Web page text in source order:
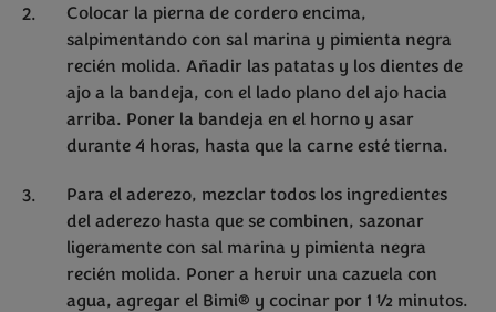
Colocar la pierna de cordero encima,
salpimentando con sal marina y pimienta negra
recién molida. Añadir las patatas y los dientes de
ajo a la bandeja, con el lado plano del ajo hacia
arriba. Poner la bandeja en el horno y asar
durante 4 horas, hasta que la carne esté tierna.
Para el aderezo, mezclar todos los ingredientes
del aderezo hasta que se combinen, sazonar
ligeramente con sal marina y pimienta negra
recién molida. Poner a hervir una cazuela con
agua, agregar el Bimi® y cocinar por 1 ½ minutos.